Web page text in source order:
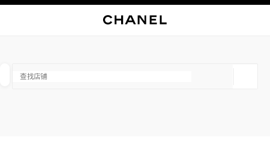
关闭精品店卡片 CHANEL WATCHES & FINE JEWELLERY